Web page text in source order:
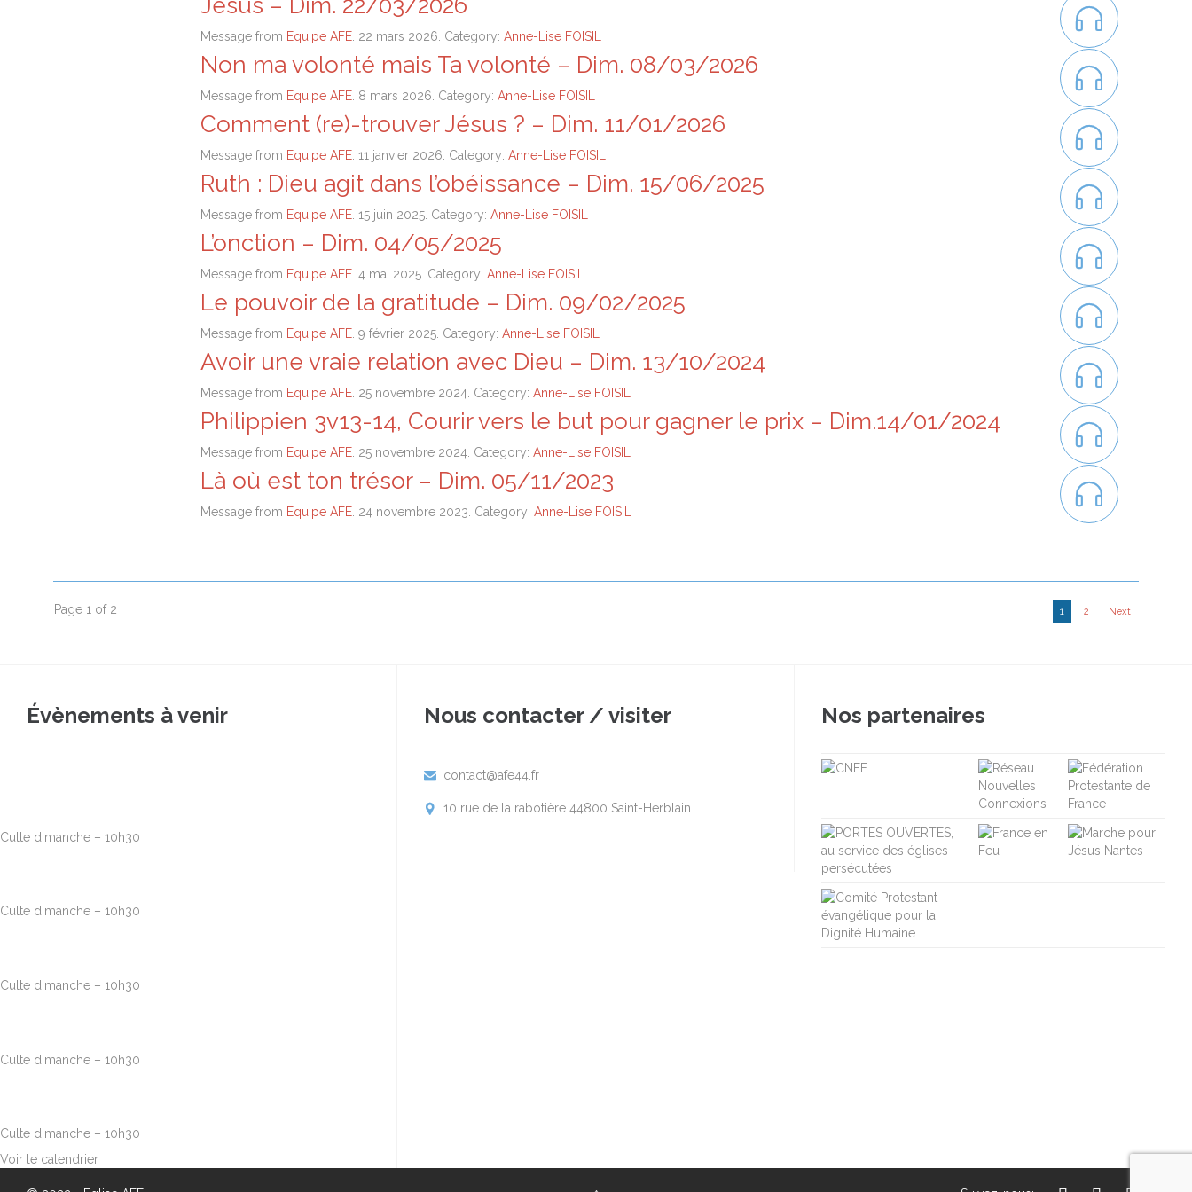
Jésus – Dim. 22/03/2026
Message from Equipe AFE. 22 mars 2026. Category: Anne-Lise FOISIL

Non ma volonté mais Ta volonté – Dim. 08/03/2026
Message from Equipe AFE. 8 mars 2026. Category: Anne-Lise FOISIL

Comment (re)-trouver Jésus ? – Dim. 11/01/2026
Message from Equipe AFE. 11 janvier 2026. Category: Anne-Lise FOISIL

Ruth : Dieu agit dans l’obéissance – Dim. 15/06/2025
Message from Equipe AFE. 15 juin 2025. Category: Anne-Lise FOISIL

L’onction – Dim. 04/05/2025
Message from Equipe AFE. 4 mai 2025. Category: Anne-Lise FOISIL

Le pouvoir de la gratitude – Dim. 09/02/2025
Message from Equipe AFE. 9 février 2025. Category: Anne-Lise FOISIL

Avoir une vraie relation avec Dieu – Dim. 13/10/2024
Message from Equipe AFE. 25 novembre 2024. Category: Anne-Lise FOISIL

Philippien 3v13-14, Courir vers le but pour gagner le prix – Dim.14/01/2024
Message from Equipe AFE. 25 novembre 2024. Category: Anne-Lise FOISIL

Là où est ton trésor – Dim. 05/11/2023
Message from Equipe AFE. 24 novembre 2023. Category: Anne-Lise FOISIL

Page 1 of 2 1 2 Next
Évènements à venir
Culte dimanche – 10h30
Culte dimanche – 10h30
Culte dimanche – 10h30
Culte dimanche – 10h30
Culte dimanche – 10h30
Voir le calendrier
Nous contacter / visiter
 contact@afe44.fr
 10 rue de la rabotière 44800 Saint-Herblain
Nos partenaires